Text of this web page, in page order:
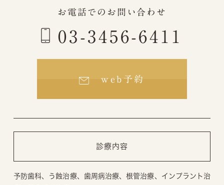
お電話でのお問い合わせ
03-3456-6411
web予約
診療内容
予防歯科、う蝕治療、歯周病治療、根管治療、インプラント治